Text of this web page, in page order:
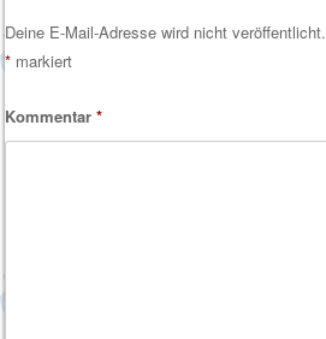
Deine E-Mail-Adresse wird nicht veröffentlicht.
* markiert
Kommentar*